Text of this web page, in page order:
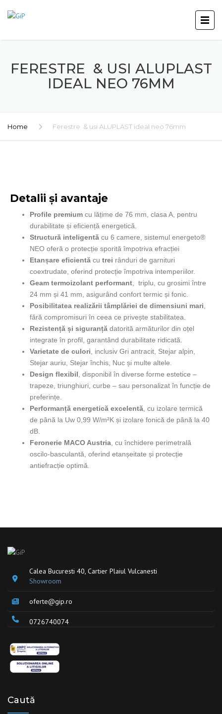
FERESTRE & USI ALUPLAST
IDEAL NEO 76MM
Home Ferestre & usi ALUPLAST ideal neo 76mm
Detalii și avantaje
Profile premium cu lățime de 76 mm, clasa A, pentru
durabilitate și eficiență energetică.
Structură inteligentă cu 6 camere, sistemul energeto®
NEO oferă o protecție sporită împotriva efracției
Etanșare eficientă cu trei rânduri de garnituri
coextrudate, oferind protecție împotriva intemperiilor.
Geam termoizolant performant , triplu, cu grosimi între
24 mm și 41 mm, asigurând confort termic și fonic.
Posibilitatea realizării tâmplăriei de dimensiuni mari
fără compromisuri în ceea ce privește stabilitatea.
Rezistență și siguranță datorită armăturilor din oțel
integrate în profil, garantând durabilitate ridicată.
Varietate de culori , inclusiv Gri antracit, Stejar alpin,
Stejar auriu, Stejar închis, Nuc și multe altele.
Design flexibil , disponibil în diverse forme estetice –
trapeze, triunghiuri, curbe – sau personalizat în funcție de
preferințe.
Performanță energetică excelentă , cu izolare termică
de până la Uw 0,99 W/m²K și izolare fonică de până la 40
dB.
Feronerie MACO Austria , cu închidere perimetrală
oscilo-basculantă, oferind etanșeitate și protecție
antiefracție optimă.
Calea Bucuresti 40, Cartier Plaiul Vulcanesti
Showroom
oferte@gip.ro
0726740074
Caută